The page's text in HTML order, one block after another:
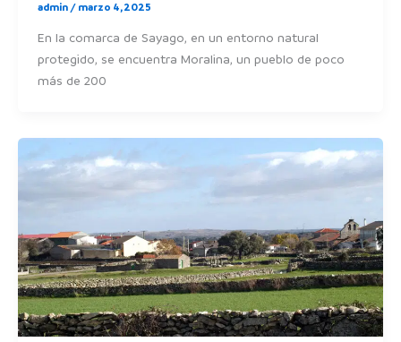
admin / marzo 4, 2025
En la comarca de Sayago, en un entorno natural
protegido, se encuentra Moralina, un pueblo de poco
más de 200